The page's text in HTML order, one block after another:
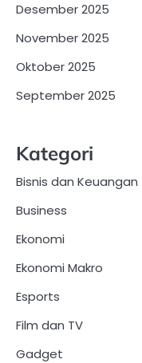
Desember 2025
November 2025
Oktober 2025
September 2025
Kategori
Bisnis dan Keuangan
Business
Ekonomi
Ekonomi Makro
Esports
Film dan TV
Gadget